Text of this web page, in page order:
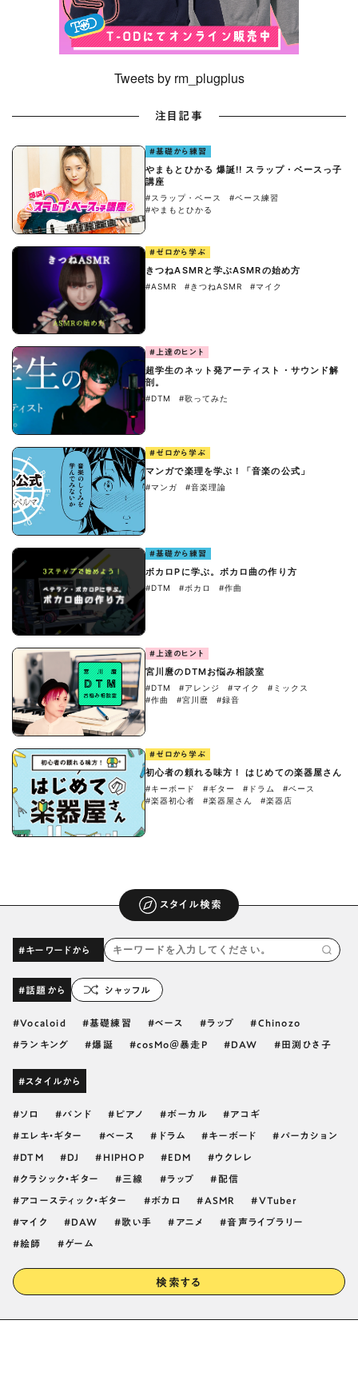
Tweets by rm_plugplus
注目記事
#基礎から練習
やまもとひかる 爆誕!! スラップ・ベースっ子
講座
#スラップ・ベース
#ベース練習
#やまもとひかる
#ゼロから学ぶ
きつねASMRと学ぶASMRの始め方
#ASMR #きつねASMR #マイク
#上達のヒント
超学生のネット発アーティスト・サウンド解
剖。
#DTM #歌ってみた
#ゼロから学ぶ
マンガで楽理を学ぶ！「音楽の公式」
#マンガ #音楽理論
#基礎から練習
ボカロPに学ぶ。ボカロ曲の作り方
#DTM #ボカロ #作曲
#上達のヒント
宮川麿のDTMお悩み相談室
#DTM #アレンジ #マイク
#ミックス
#作曲
#宮川麿 #録音
#ゼロから学ぶ
初心者の頼れる味方！ はじめての楽器屋さん
#キーボード #ギター #ドラム
#ベース
#楽器初心者
#楽器屋さん #楽器店
スタイル検索
#キーワードから
#話題から シャッフル
Vocaloid 基礎練習 ベース ラップ Chinozo
ランキング 爆誕 cosMo＠暴走P DAW 田渕ひさ子
#スタイルから
ソロ バンド ピアノ ボーカル アコギ
エレキ・ギター ベース ドラム キーボード パーカション
DTM DJ HIPHOP EDM ウクレレ
クラシック・ギター 三線 ラップ 配信
アコースティック・ギター ボカロ ASMR VTuber
マイク DAW 歌い手 アニメ 音声ライブラリー
絵師 ゲーム
検索する